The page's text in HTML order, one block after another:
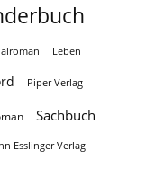
Leben
Piper Verlag
Sachbuch
Esslinger Verlag